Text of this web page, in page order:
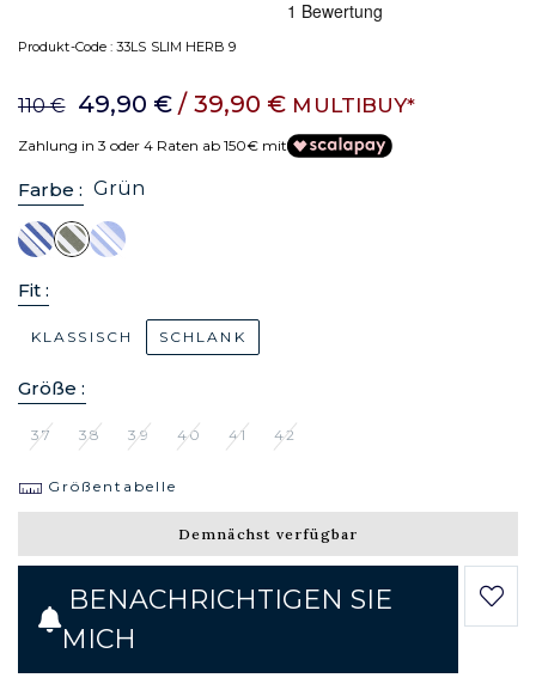
Produkt-Code :33LS SLIM HERB 9
110 € 49,90 € / 39,90 € MULTIBUY*
Zahlung in 3 oder 4 Raten ab 150€ mit
Farbe : Grün
Fit :
KLASSISCH SCHLANK
Größe :
37 38 39 40 41 42
Größentabelle
Demnächst verfügbar
BENACHRICHTIGEN SIE
MICH